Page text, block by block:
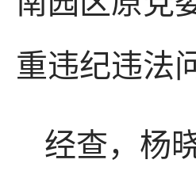
重违纪违法
经查，杨